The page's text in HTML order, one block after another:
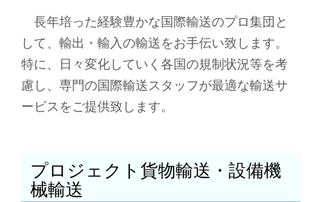
長年培った経験豊かな国際輸送のプロ集団と
して、輸出・輸入の輸送をお手伝い致します。
特に、日々変化していく各国の規制状況等を考
慮し、専門の国際輸送スタッフが最適な輸送サ
ービスをご提供致します。
プロジェクト貨物輸送・設備機
械輸送